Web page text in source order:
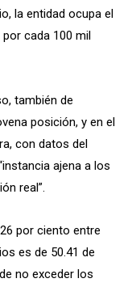
la entidad ocupa el
cada 100 mil
también de
posición, y en el
con datos del
ajena a los
real”.
por ciento entre
es de 50.41 de
no exceder los